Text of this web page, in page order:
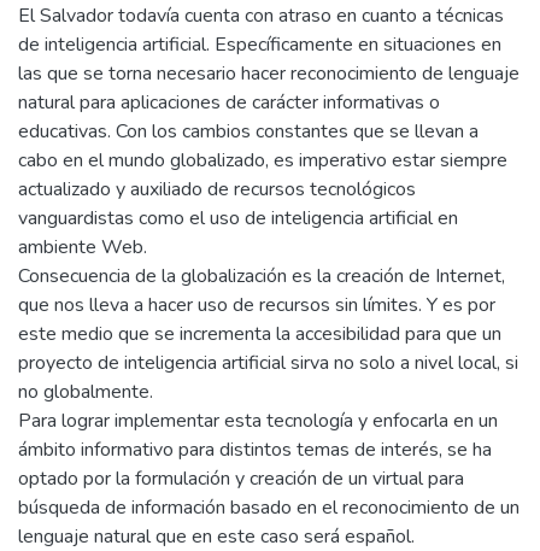
El Salvador todavía cuenta con atraso en cuanto a técnicas
de inteligencia artificial. Específicamente en situaciones en
las que se torna necesario hacer reconocimiento de lenguaje
natural para aplicaciones de carácter informativas o
educativas. Con los cambios constantes que se llevan a
cabo en el mundo globalizado, es imperativo estar siempre
actualizado y auxiliado de recursos tecnológicos
vanguardistas como el uso de inteligencia artificial en
ambiente Web.
Consecuencia de la globalización es la creación de Internet,
que nos lleva a hacer uso de recursos sin límites. Y es por
este medio que se incrementa la accesibilidad para que un
proyecto de inteligencia artificial sirva no solo a nivel local, si
no globalmente.
Para lograr implementar esta tecnología y enfocarla en un
ámbito informativo para distintos temas de interés, se ha
optado por la formulación y creación de un virtual para
búsqueda de información basado en el reconocimiento de un
lenguaje natural que en este caso será español.